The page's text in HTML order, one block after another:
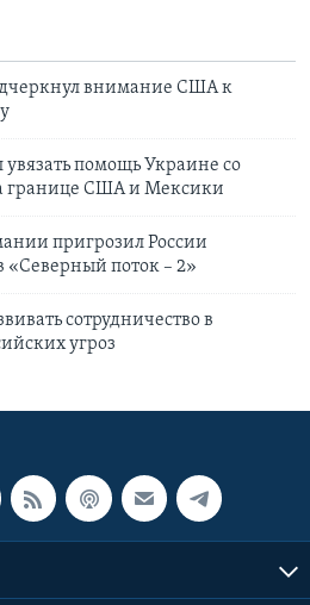
внимание США к
помощь Украине со
границе США и Мексики
пригрозил России
поток – 2»
сотрудничество в
угроз